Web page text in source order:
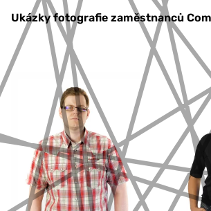
Ukázky fotografie zaměstnanců